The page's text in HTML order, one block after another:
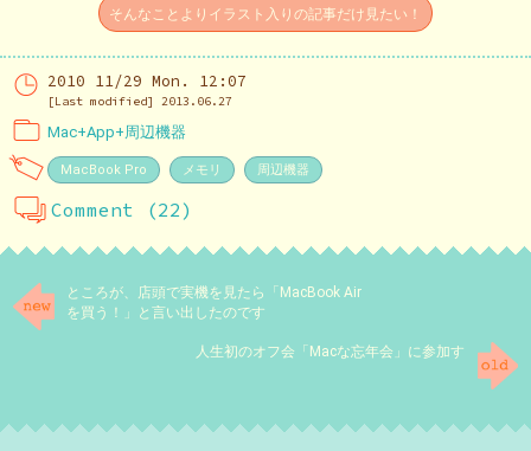
そんなことよりイラスト入りの記事だけ見たい！
2010 11/29 Mon. 12:07
[Last modified] 2013.06.27
Mac+App+周辺機器
MacBook Pro メモリ 周辺機器
Comment (22)
ところが、店頭で実機を見たら「MacBook Air
を買う！」と言い出したのです
人生初のオフ会「Macな忘年会」に参加す